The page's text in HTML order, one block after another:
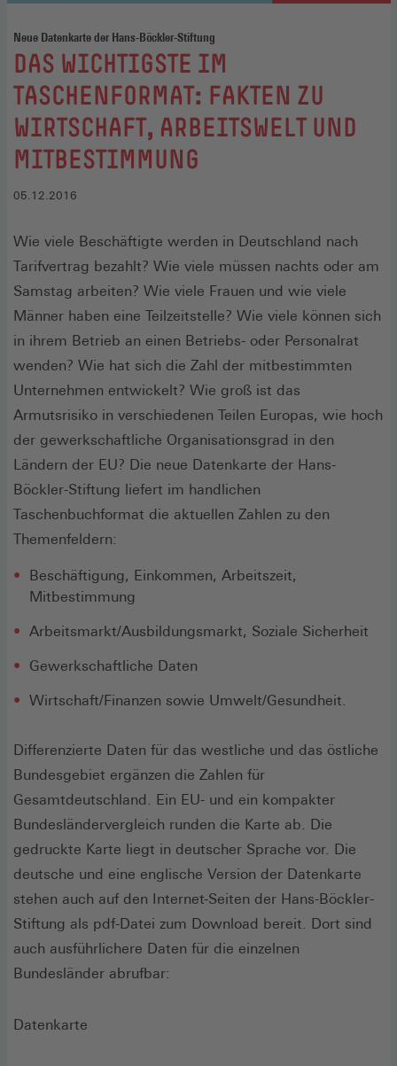
Neue Datenkarte der Hans-Böckler-Stiftung
:
DAS WICHTIGSTE IM
TASCHENFORMAT: FAKTEN ZU
WIRTSCHAFT, ARBEITSWELT UND
MITBESTIMMUNG
05.12.2016
Wie viele Beschäftigte werden in Deutschland nach
Tarifvertrag bezahlt? Wie viele müssen nachts oder am
Samstag arbeiten? Wie viele Frauen und wie viele
Männer haben eine Teilzeitstelle? Wie viele können sich
in ihrem Betrieb an einen Betriebs- oder Personalrat
wenden? Wie hat sich die Zahl der mitbestimmten
Unternehmen entwickelt? Wie groß ist das
Armutsrisiko in verschiedenen Teilen Europas, wie hoch
der gewerkschaftliche Organisationsgrad in den
Ländern der EU? Die neue Datenkarte der Hans-
Böckler-Stiftung liefert im handlichen
Taschenbuchformat die aktuellen Zahlen zu den
Themenfeldern:
Beschäftigung, Einkommen, Arbeitszeit,
Mitbestimmung
Arbeitsmarkt/Ausbildungsmarkt, Soziale Sicherheit
Gewerkschaftliche Daten
Wirtschaft/Finanzen sowie Umwelt/Gesundheit.
Differenzierte Daten für das westliche und das östliche
Bundesgebiet ergänzen die Zahlen für
Gesamtdeutschland. Ein EU- und ein kompakter
Bundesländervergleich runden die Karte ab. Die
gedruckte Karte liegt in deutscher Sprache vor. Die
deutsche und eine englische Version der Datenkarte
stehen auch auf den Internet-Seiten der Hans-Böckler-
Stiftung als pdf-Datei zum Download bereit. Dort sind
auch ausführlichere Daten für die einzelnen
Bundesländer abrufbar:
Datenkarte